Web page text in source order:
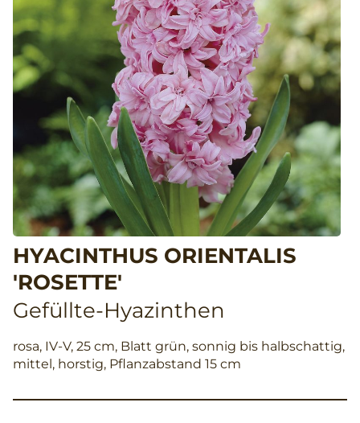
HYACINTHUS ORIENTALIS
'ROSETTE'
Gefüllte-Hyazinthen
rosa, IV-V, 25 cm, Blatt grün, sonnig bis halbschattig,
mittel, horstig, Pflanzabstand 15 cm